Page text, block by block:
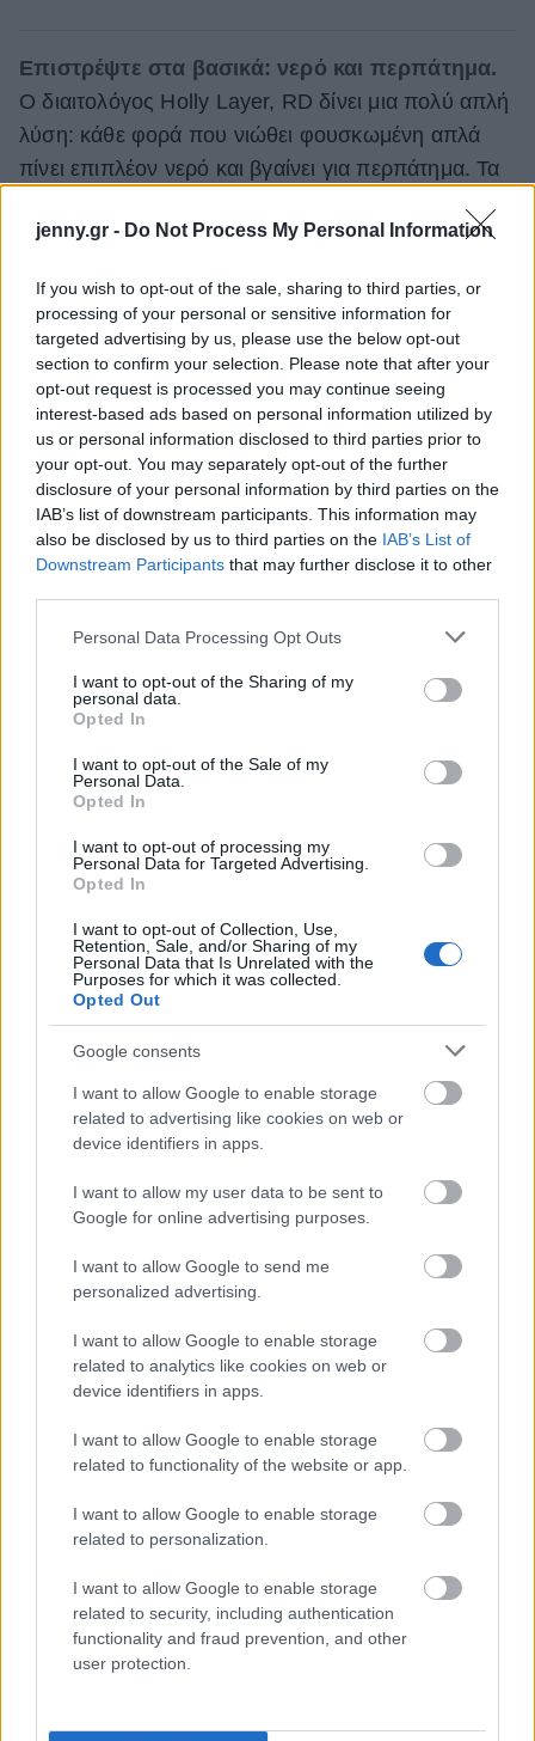
jenny.gr - Do Not Process My Personal Information
If you wish to opt-out of the sale, sharing to third parties, or
processing of your personal or sensitive information for
targeted advertising by us, please use the below opt-out
section to confirm your selection. Please note that after your
opt-out request is processed you may continue seeing
interest-based ads based on personal information utilized by
us or personal information disclosed to third parties prior to
your opt-out. You may separately opt-out of the further
disclosure of your personal information by third parties on the
IAB’s list of downstream participants. This information may
also be disclosed by us to third parties on the IAB’s List of
Downstream Participants that may further disclose it to other
Please note that this website/app uses one or more Google
not limited to your visit or usage behaviour. You may click to
grant or deny consent to Google and its third-party tags to
use your data for below specified purposes in below Google
consent section.
Personal Data Processing Opt Outs
I want to opt-out of the Sharing of my
personal data.
Opted In
I want to opt-out of the Sale of my
Personal Data.
Opted In
I want to opt-out of processing my
Personal Data for Targeted Advertising.
Opted In
I want to opt-out of Collection, Use,
Retention, Sale, and/or Sharing of my
Personal Data that Is Unrelated with the
Purposes for which it was collected.
Opted Out
Google consents
I want to allow Google to enable storage
related to advertising like cookies on web or
device identifiers in apps.
I want to allow my user data to be sent to
Google for online advertising purposes.
I want to allow Google to send me
personalized advertising.
I want to allow Google to enable storage
related to analytics like cookies on web or
device identifiers in apps.
I want to allow Google to enable storage
related to functionality of the website or app.
I want to allow Google to enable storage
related to personalization.
I want to allow Google to enable storage
related to security, including authentication
functionality and fraud prevention, and other
user protection.
Επιστρέψτε στα βασικά: νερό και περπάτημα.
Ο διαιτολόγος Holly Layer, RD δίνει μια πολύ απλή
λύση: κάθε φορά που νιώθει φουσκωμένη απλά
πίνει επιπλέον νερό και βγαίνει για περπάτημα. Τα
περπάτημα βοηθάει στην καλύτερη πέψη και
Μερικές φορές οι πιο απλές λύσεις πραγματικά
δουλεύουν καλύτερα.
Σκεφτείτε να προσθέσετε ένα προβιοτικό
συμπλήρωμα.Εάν νιώθετε συχνά φουσκωμένοι
μπορείτε να λαμβάνετε ένα προβιοτικό
συμπλήρωμα το οποίο θα βοηθήσει στη λειτουργία
του πεπτικού συστήματος. Δείτε επίσης εάν
επισκέπτεστε τακτικά το μπάνιο, γιατί η
προβλήματα στο πεπτικό σύστημα, οδηγώντας σε
Αποφύγετε τις τροφές που έχετε παρατηρήσει
τροφές σας πρήζουν πρέπει να ξεκινήσετε να
κρατάτε ένα ημερολόγιο τροφίμων και να
καταγράφεται τα συμπτώματα που σας προκαλεί το
κάθε τρόφιμο μεμονωμένα. Ωστόσο εάν
και δεν σας βοηθάει τίποτα, προγραμματίστε μια
συνάντηση με το γιατρό σας.